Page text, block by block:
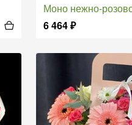
Моно нежно-розовой
6 464₽